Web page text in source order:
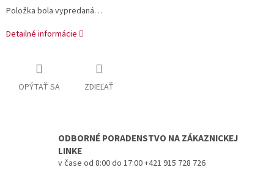
Položka bola vypredaná…
Detailné informácie
OPÝTAŤ SA ZDIEĽAŤ
ODBORNÉ PORADENSTVO NA ZÁKAZNICKEJ
LINKE
v čase od 8:00 do 17:00 +421 915 728 726